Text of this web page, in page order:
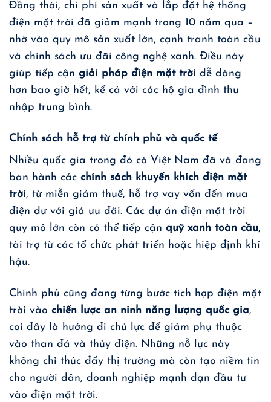
Đồng thời, chi phí sản xuất và lắp đặt hệ thống
điện mặt trời đã giảm mạnh trong 10 năm qua –
nhờ vào quy mô sản xuất lớn, cạnh tranh toàn cầu
và chính sách ưu đãi công nghệ xanh. Điều này
giúp tiếp cận giải pháp điện mặt trời dễ dàng
hơn bao giờ hết, kể cả với các hộ gia đình thu
nhập trung bình.
Chính sách hỗ trợ từ chính phủ và quốc tế
Nhiều quốc gia trong đó có Việt Nam đã và đang
ban hành các chính sách khuyến khích điện mặt
trời, từ miễn giảm thuế, hỗ trợ vay vốn đến mua
điện dư với giá ưu đãi. Các dự án điện mặt trời
quy mô lớn còn có thể tiếp cận quỹ xanh toàn cầu,
tài trợ từ các tổ chức phát triển hoặc hiệp định khí
hậu.
Chính phủ cũng đang từng bước tích hợp điện mặt
trời vào chiến lược an ninh năng lượng quốc gia,
coi đây là hướng đi chủ lực để giảm phụ thuộc
vào than đá và thủy điện. Những nỗ lực này
không chỉ thúc đẩy thị trường mà còn tạo niềm tin
cho người dân, doanh nghiệp mạnh dạn đầu tư
vào điện mặt trời.